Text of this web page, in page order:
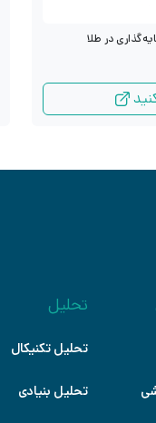
در طلا
تحلیل
تحلیل تکنیکال
تحلیل بنیادی